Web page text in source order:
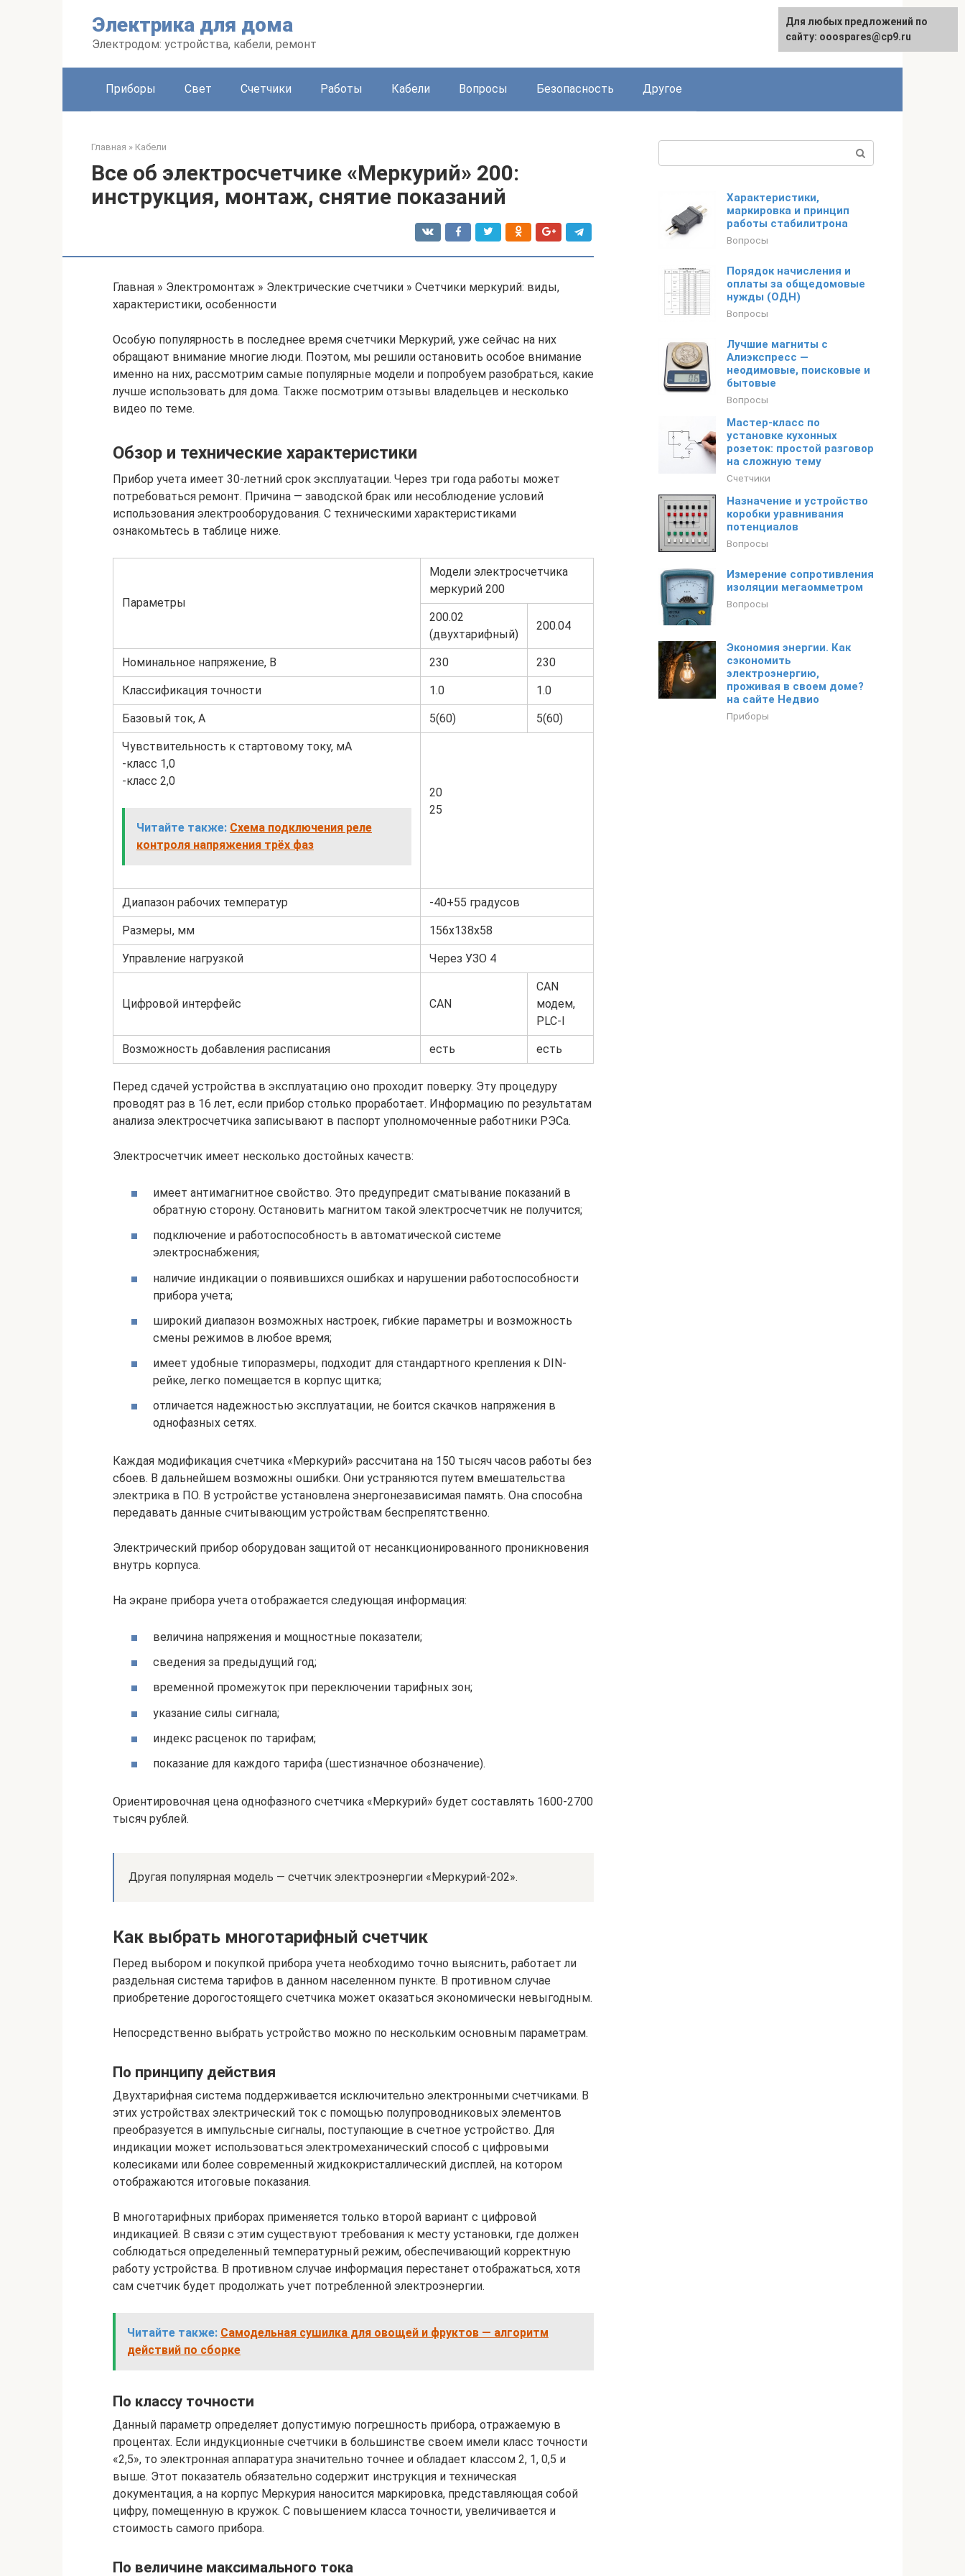
Электрика для дома
Электродом: устройства, кабели, ремонт
English
Приборы Свет Счетчики Работы Кабели Вопросы Безопасность Другое
Главная » Кабели
Все об электросчетчике «Меркурий» 200:
инструкция, монтаж, снятие показаний
Главная » Электромонтаж » Электрические счетчики » Счетчики меркурий: виды,
характеристики, особенности
Особую популярность в последнее время счетчики Меркурий, уже сейчас на них
обращают внимание многие люди. Поэтом, мы решили остановить особое внимание
именно на них, рассмотрим самые популярные модели и попробуем разобраться, какие
лучше использовать для дома. Также посмотрим отзывы владельцев и несколько
видео по теме.
Обзор и технические характеристики
Прибор учета имеет 30-летний срок эксплуатации. Через три года работы может
потребоваться ремонт. Причина — заводской брак или несоблюдение условий
использования электрооборудования. С техническими характеристиками
ознакомьтесь в таблице ниже.
Параметры
Модели электросчетчика
меркурий 200
200.02
(двухтарифный)
200.04
Номинальное напряжение, В 230 230
Классификация точности 1.0 1.0
Базовый ток, А 5(60) 5(60)
Чувствительность к стартовому току, мА
-класс 1,0
-класс 2,0
Читайте также: Схема подключения реле
контроля напряжения трёх фаз
20
25
Диапазон рабочих температур -40+55 градусов
Размеры, мм 156х138х58
Управление нагрузкой Через УЗО 4
Цифровой интерфейс CAN
CAN
модем,
PLC-I
Возможность добавления расписания есть есть
Перед сдачей устройства в эксплуатацию оно проходит поверку. Эту процедуру
проводят раз в 16 лет, если прибор столько проработает. Информацию по результатам
анализа электросчетчика записывают в паспорт уполномоченные работники РЭСа.
Электросчетчик имеет несколько достойных качеств:
имеет антимагнитное свойство. Это предупредит сматывание показаний в
обратную сторону. Остановить магнитом такой электросчетчик не получится;
подключение и работоспособность в автоматической системе
электроснабжения;
наличие индикации о появившихся ошибках и нарушении работоспособности
прибора учета;
широкий диапазон возможных настроек, гибкие параметры и возможность
смены режимов в любое время;
имеет удобные типоразмеры, подходит для стандартного крепления к DIN-
рейке, легко помещается в корпус щитка;
отличается надежностью эксплуатации, не боится скачков напряжения в
однофазных сетях.
Каждая модификация счетчика «Меркурий» рассчитана на 150 тысяч часов работы без
сбоев. В дальнейшем возможны ошибки. Они устраняются путем вмешательства
электрика в ПО. В устройстве установлена энергонезависимая память. Она способна
передавать данные считывающим устройствам беспрепятственно.
Электрический прибор оборудован защитой от несанкционированного проникновения
внутрь корпуса.
На экране прибора учета отображается следующая информация:
величина напряжения и мощностные показатели;
сведения за предыдущий год;
временной промежуток при переключении тарифных зон;
указание силы сигнала;
индекс расценок по тарифам;
показание для каждого тарифа (шестизначное обозначение).
Ориентировочная цена однофазного счетчика «Меркурий» будет составлять 1600-2700
тысяч рублей.
Другая популярная модель — счетчик электроэнергии «Меркурий-202».
Как выбрать многотарифный счетчик
Перед выбором и покупкой прибора учета необходимо точно выяснить, работает ли
раздельная система тарифов в данном населенном пункте. В противном случае
приобретение дорогостоящего счетчика может оказаться экономически невыгодным.
Непосредственно выбрать устройство можно по нескольким основным параметрам.
По принципу действия
Двухтарифная система поддерживается исключительно электронными счетчиками. В
этих устройствах электрический ток с помощью полупроводниковых элементов
преобразуется в импульсные сигналы, поступающие в счетное устройство. Для
индикации может использоваться электромеханический способ с цифровыми
колесиками или более современный жидкокристаллический дисплей, на котором
отображаются итоговые показания.
В многотарифных приборах применяется только второй вариант с цифровой
индикацией. В связи с этим существуют требования к месту установки, где должен
соблюдаться определенный температурный режим, обеспечивающий корректную
работу устройства. В противном случае информация перестанет отображаться, хотя
сам счетчик будет продолжать учет потребленной электроэнергии.
Читайте также: Самодельная сушилка для овощей и фруктов — алгоритм
действий по сборке
По классу точности
Данный параметр определяет допустимую погрешность прибора, отражаемую в
процентах. Если индукционные счетчики в большинстве своем имели класс точности
«2,5», то электронная аппаратура значительно точнее и обладает классом 2, 1, 0,5 и
выше. Этот показатель обязательно содержит инструкция и техническая
документация, а на корпус Меркурия наносится маркировка, представляющая собой
цифру, помещенную в кружок. С повышением класса точности, увеличивается и
стоимость самого прибора.
По величине максимального тока
Характеристики,
маркировка и принцип
работы стабилитрона
Вопросы
Порядок начисления и
оплаты за общедомовые
нужды (ОДН)
Вопросы
Лучшие магниты с
Алиэкспресс —
неодимовые, поисковые и
бытовые
Вопросы
Мастер-класс по
установке кухонных
розеток: простой разговор
на сложную тему
Счетчики
Назначение и устройство
коробки уравнивания
потенциалов
Вопросы
Измерение сопротивления
изоляции мегаомметром
Вопросы
Экономия энергии. Как
сэкономить
электроэнергию,
проживая в своем доме?
на сайте Недвио
Приборы
Для любых предложений по
сайту: ooospares@cp9.ru